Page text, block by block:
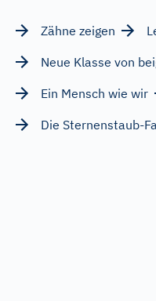
Zähne zeigen
Neue Klasse von
Ein Mensch wie wir
Die Sternenstaub-